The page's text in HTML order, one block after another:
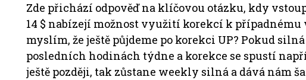
Zde přichází odpověď na klíčovou otázku, kdy
14 $ nabízejí možnost využití korekcí k případnému
myslím, že ještě půjdeme po korekci UP? Pokud
posledních hodinách týdne a korekce se spustí
ještě později, tak zůstane weekly silná a dává nám